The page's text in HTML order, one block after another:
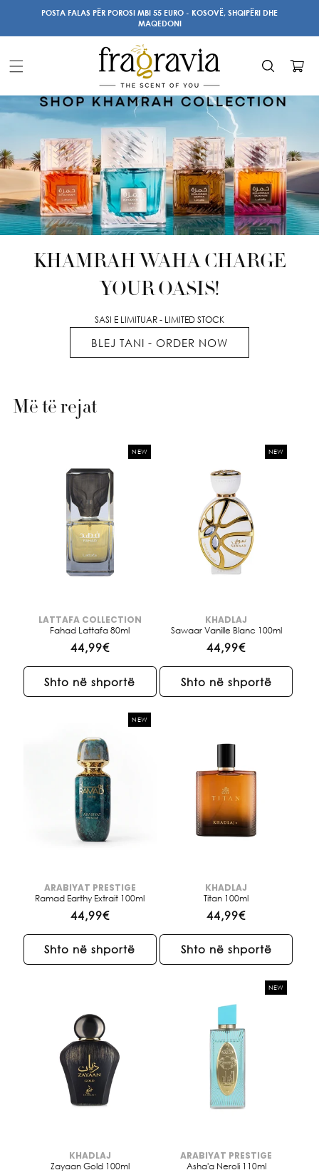
Kalo tePOSTA FALAS PËR POROSI MBI 55 EURO - KOSOVË, SHQIPËRI DHE
MAQEDONI
Karrocë
KHAMRAH WAHA CHARGE
YOUR OASIS!
SASI E LIMITUAR - LIMITED STOCK
BLEJ TANI - ORDER NOW
Më të rejat
NEW
Brendi:
LATTAFA COLLECTION
Fahad Lattafa 80ml
Çmimi
i
rregullt
44,99€
Shto në shportë
NEW
Brendi:
KHADLAJ
Sawaar Vanille Blanc 100ml
Çmimi
i
rregullt
44,99€
Shto në shportë
NEW
Brendi:
ARABIYAT PRESTIGE
Ramad Earthy Extrait 100ml
Çmimi
i
rregullt
44,99€
Shto në shportë
Brendi:
KHADLAJ
Titan 100ml
Çmimi
i
rregullt
44,99€
Shto në shportë
Brendi:
KHADLAJ
Zayaan Gold 100ml
NEW
Brendi:
ARABIYAT PRESTIGE
Asha'a Neroli 110ml